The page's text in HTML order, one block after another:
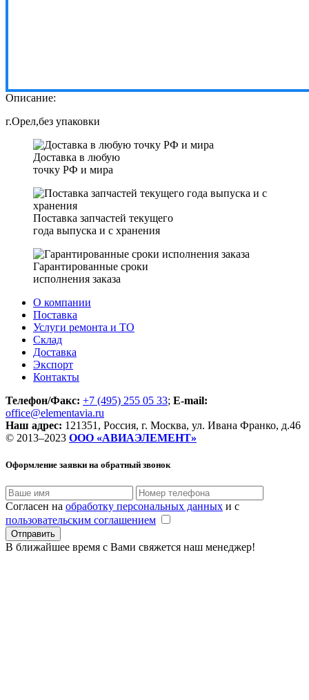
Описание:
г.Орел,без упаковки
Доставка в любую
точку РФ и мира
Поставка запчастей текущего
года выпуска и с хранения
Гарантированные сроки
исполнения заказа
О компании
Поставка
Услуги ремонта и ТО
Склад
Доставка
Экспорт
Контакты
Телефон/Факс: +7 (495) 255 05 33; E-mail:
office@elementavia.ru
Наш адрес: 121351, Россия, г. Москва, ул. Ивана Франко, д.46
© 2013–2023 ООО «АВИАЭЛЕМЕНТ»
Оформление заявки на обратный звонок
Согласен на обработку персональных данных и с
пользовательским соглашением
В ближайшее время с Вами свяжется наш менеджер!